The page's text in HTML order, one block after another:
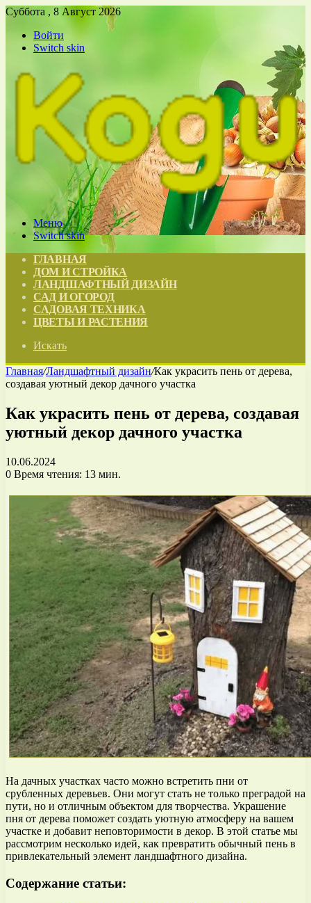
Суббота , 8 Август 2026
Войти
Switch skin
Меню
Switch skin
ГЛАВНАЯ
ДОМ И СТРОЙКА
ЛАНДШАФТНЫЙ ДИЗАЙН
САД И ОГОРОД
САДОВАЯ ТЕХНИКА
ЦВЕТЫ И РАСТЕНИЯ
Искать
Главная/Ландшафтный дизайн/Как украсить пень от дерева,
создавая уютный декор дачного участка
Как украсить пень от дерева, создавая
уютный декор дачного участка
10.06.2024
0 Время чтения: 13 мин.
На дачных участках часто можно встретить пни от
срубленных деревьев. Они могут стать не только преградой на
пути, но и отличным объектом для творчества. Украшение
пня от дерева поможет создать уютную атмосферу на вашем
участке и добавит неповторимости в декор. В этой статье мы
рассмотрим несколько идей, как превратить обычный пень в
привлекательный элемент ландшафтного дизайна.
Содержание статьи: